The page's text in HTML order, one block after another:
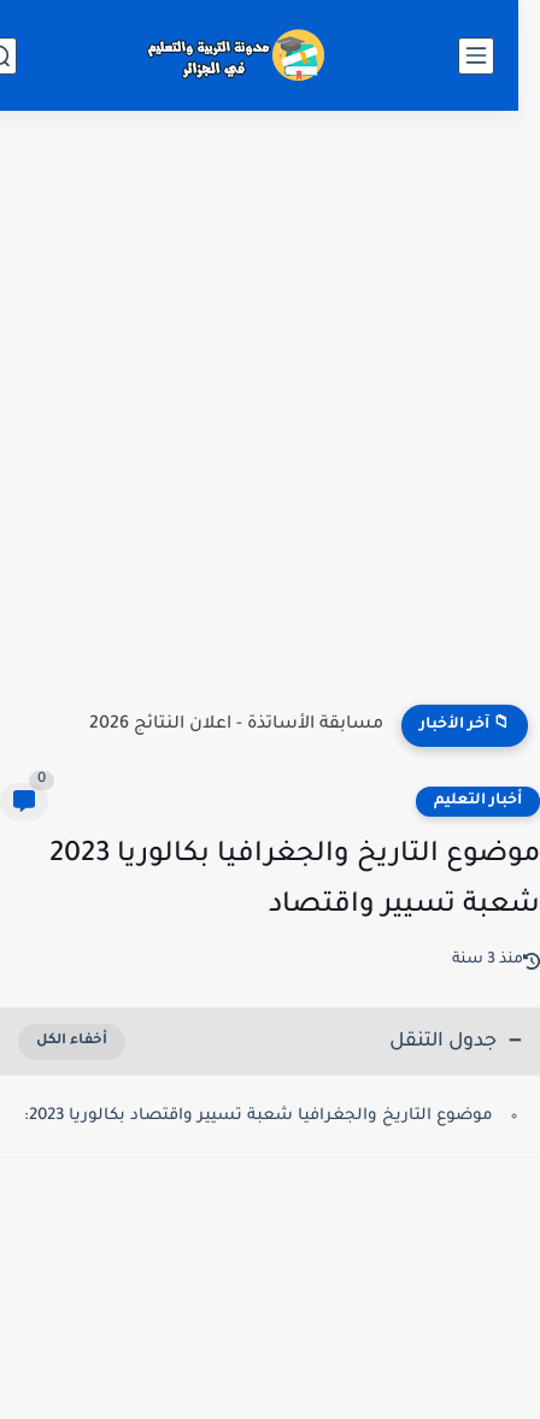
📁 آخر الأخبار
التعليم
موضوع التاريخ والجغرافيا بكالوريا 2023
تسيير واقتصاد
3 سنة
جدول التنقل
موضوع التاريخ والجغرافيا شعبة تسيير واقتصاد بكالوريا 2023: